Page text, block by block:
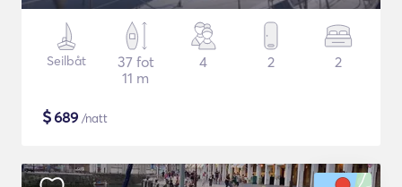
Seilbåt
37 fot
11 m
4 2 2
$689 /natt